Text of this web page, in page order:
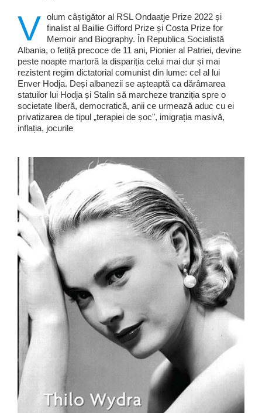
V olum câștigător al RSL Ondaatje Prize 2022 și
finalist al Baillie Gifford Prize și Costa Prize for
Memoir and Biography. În Republica Socialistă
Albania, o fetiță precoce de 11 ani, Pionier al Patriei, devine
peste noapte martoră la dispariția celui mai dur și mai
rezistent regim dictatorial comunist din lume: cel al lui
Enver Hodja. Deși albanezii se așteaptă ca dărâmarea
statuilor lui Hodja și Stalin să marcheze tranziția spre o
societate liberă, democratică, anii ce urmează aduc cu ei
privatizarea de tipul „terapiei de șoc", imigrația masivă,
inflația, jocurile